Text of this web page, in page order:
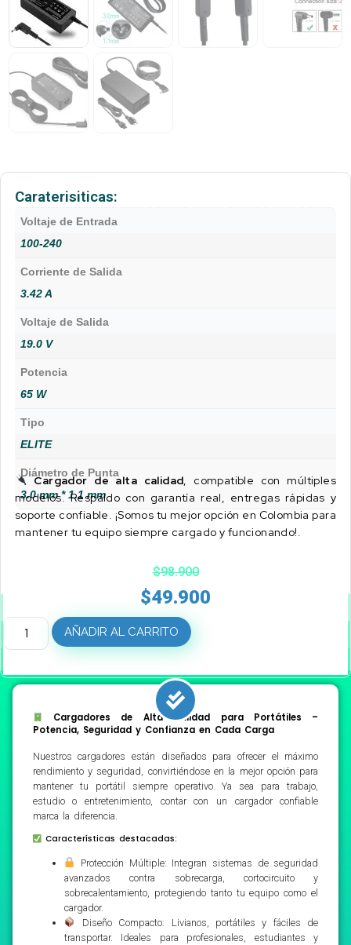
Caraterisiticas:
Voltaje de Entrada
100-240
Corriente de Salida
3.42 A
Voltaje de Salida
19.0 V
Potencia
65 W
Tipo
ELITE
Diámetro de Punta
3.0 mm * 1.1 mm
Cargador de alta calidad , compatible con múltiples
modelos. Respaldo con garantía real, entregas rápidas y
soporte confiable. ¡Somos tu mejor opción en Colombia para
mantener tu equipo siempre cargado y funcionando!.
$98.900
$49.900
AÑADIR AL CARRITO
Cargadores de Alta Calidad para Portátiles –
Potencia, Seguridad y Confianza en Cada Carga
Nuestros cargadores están diseñados para ofrecer el máximo
rendimiento y seguridad, convirtiéndose en la mejor opción para
mantener tu portátil siempre operativo. Ya sea para trabajo,
estudio o entretenimiento, contar con un cargador confiable
marca la diferencia.
Características destacadas:
Protección Múltiple: Integran sistemas de seguridad
avanzados contra sobrecarga, cortocircuito y
sobrecalentamiento, protegiendo tanto tu equipo como el
cargador.
Diseño Compacto: Livianos, portátiles y fáciles de
transportar. Ideales para profesionales, estudiantes y